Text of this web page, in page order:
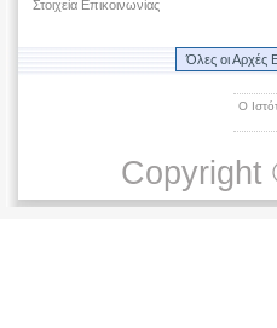
Στοιχεία Επικοινωνίας
Όλες οι Αρχές
Ο
Copyright